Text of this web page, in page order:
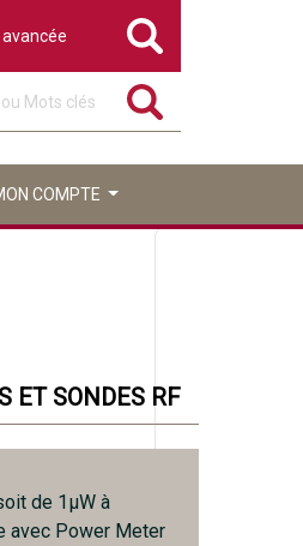
COMPTE
ET SONDES RF
de 1µW à
avec Power Meter